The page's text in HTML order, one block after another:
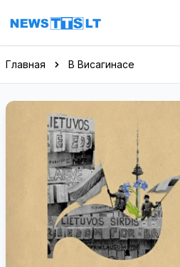
Перейти к содержимому
Главная В Висагинасе